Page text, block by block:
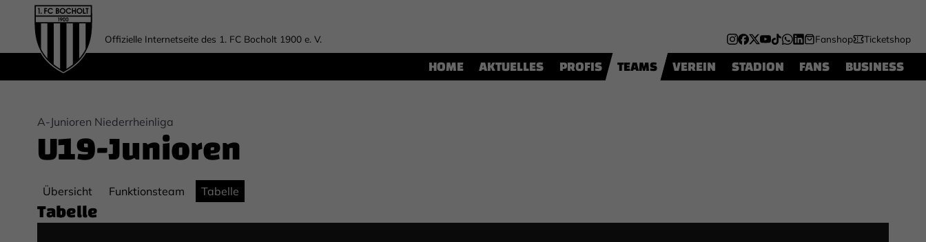
Offizielle Internetseite des 1. FC Bocholt 1900 e. V. Fanshop Ticketshop
HOME AKTUELLES PROFIS TEAMS VEREIN STADION FANS BUSINESS
A-Junioren Niederrheinliga
U19-Junioren
Übersicht Funktionsteam Tabelle
Tabelle